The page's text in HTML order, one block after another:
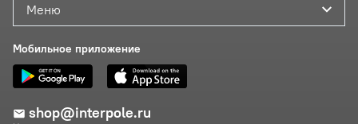
Меню
Мобильное приложение
shop@interpole.ru